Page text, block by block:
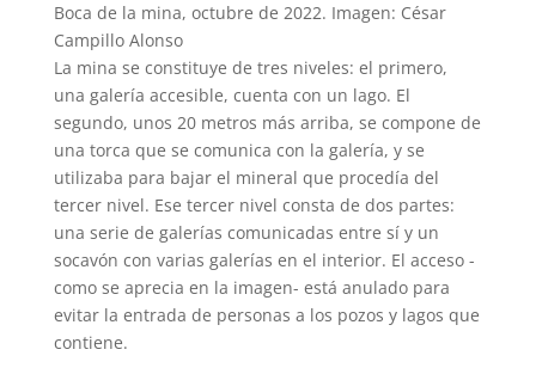
Boca de la mina, octubre de 2022. Imagen: César
Campillo Alonso
La mina se constituye de tres niveles: el primero,
una galería accesible, cuenta con un lago. El
segundo, unos 20 metros más arriba, se compone de
una torca que se comunica con la galería, y se
utilizaba para bajar el mineral que procedía del
tercer nivel. Ese tercer nivel consta de dos partes:
una serie de galerías comunicadas entre sí y un
socavón con varias galerías en el interior. El acceso -
como se aprecia en la imagen- está anulado para
evitar la entrada de personas a los pozos y lagos que
contiene.